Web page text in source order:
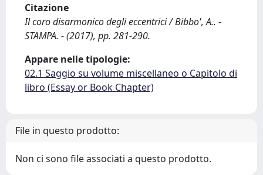
Citazione
Il coro disarmonico degli eccentrici / Bibbo', A.. -
STAMPA. - (2017), pp. 281-290.
Appare nelle tipologie:
02.1 Saggio su volume miscellaneo o Capitolo di
libro (Essay or Book Chapter)
File in questo prodotto:
Non ci sono file associati a questo prodotto.